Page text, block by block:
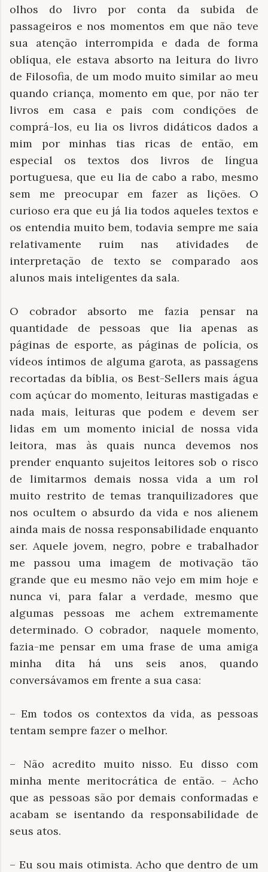
olhos do livro por conta da subida de
passageiros e nos momentos em que não teve
sua atenção interrompida e dada de forma
oblíqua, ele estava absorto na leitura do livro
de Filosofia, de um modo muito similar ao meu
quando criança, momento em que, por não ter
livros em casa e pais com condições de
comprá-los, eu lia os livros didáticos dados a
mim por minhas tias ricas de então, em
especial os textos dos livros de língua
portuguesa, que eu lia de cabo a rabo, mesmo
sem me preocupar em fazer as lições. O
curioso era que eu já lia todos aqueles textos e
os entendia muito bem, todavia sempre me saía
relativamente ruim nas atividades de
interpretação de texto se comparado aos
alunos mais inteligentes da sala.
O cobrador absorto me fazia pensar na
quantidade de pessoas que lia apenas as
páginas de esporte, as páginas de polícia, os
vídeos íntimos de alguma garota, as passagens
recortadas da bíblia, os Best-Sellers mais água
com açúcar do momento, leituras mastigadas e
nada mais, leituras que podem e devem ser
lidas em um momento inicial de nossa vida
leitora, mas às quais nunca devemos nos
prender enquanto sujeitos leitores sob o risco
de limitarmos demais nossa vida a um rol
muito restrito de temas tranquilizadores que
nos ocultem o absurdo da vida e nos alienem
ainda mais de nossa responsabilidade enquanto
ser. Aquele jovem, negro, pobre e trabalhador
me passou uma imagem de motivação tão
grande que eu mesmo não vejo em mim hoje e
nunca vi, para falar a verdade, mesmo que
algumas pessoas me achem extremamente
determinado. O cobrador, naquele momento,
fazia-me pensar em uma frase de uma amiga
minha dita há uns seis anos, quando
conversávamos em frente a sua casa:
– Em todos os contextos da vida, as pessoas
tentam sempre fazer o melhor.
– Não acredito muito nisso. Eu disso com
minha mente meritocrática de então. – Acho
que as pessoas são por demais conformadas e
acabam se isentando da responsabilidade de
seus atos.
– Eu sou mais otimista. Acho que dentro de um